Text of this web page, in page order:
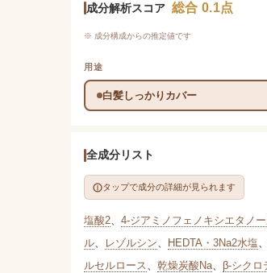
成分解析スコア 総合 0.1点
※ 成分構成からの推定値です
用途
白髪しっかりカバー
全成分リスト
タップで成分の詳細が見られます
塩酸2、 4-ジアミノフェノキシエタノ
ル、 レゾルシン、 HEDTA・3Na2水塩、
ルセルロース、 乾燥炭酸Na、 β-シクロ